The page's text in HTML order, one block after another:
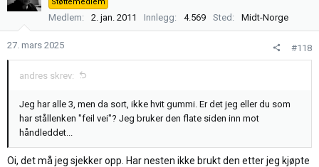
e
:
Medlem 2. jan. 2011 Innlegg 4.569 Sted Midt-Norge
27. mars 2025 #118
andres skrev:
Jeg har alle 3, men da sort, ikke hvit gummi. Er det jeg eller du som
har stållenken "feil vei"? Jeg bruker den flate siden inn mot
håndleddet...
Oi, det må jeg sjekker opp. Har nesten ikke brukt den etter jeg kjøpte